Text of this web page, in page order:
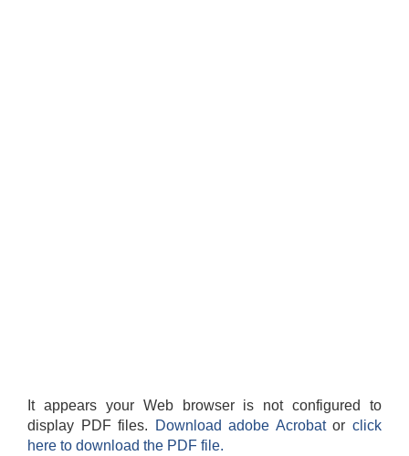
It appears your Web browser is not configured to
display PDF files.
Download adobe Acrobatorclick
here to download the PDF file.